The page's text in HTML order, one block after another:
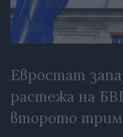
Евростат
растежа на
второто